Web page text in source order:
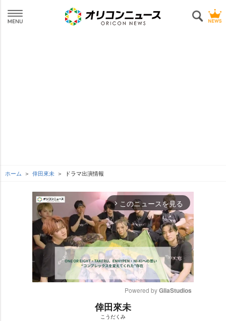
ホーム 倖田來未 ドラマ出演情報
arrow_forward_ios このニュースを見る
Powered by GliaStudios
倖田來未
こうだくみ